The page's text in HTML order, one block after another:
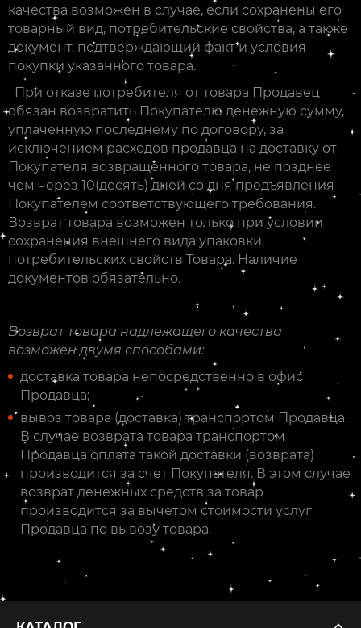
качества возможен в случае, если сохранены его
товарный вид, потребительские свойства, а также
документ, подтверждающий факт и условия
покупки указанного товара.
При отказе потребителя от товара Продавец
обязан возвратить Покупателю денежную сумму,
уплаченную последнему по договору, за
исключением расходов продавца на доставку от
Покупателя возвращенного товара, не позднее
чем через 10(десять) дней со дня предъявления
Покупателем соответствующего требования.
Возврат товара возможен только при условии
сохранения внешнего вида упаковки,
потребительских свойств Товара. Наличие
документов обязательно.
Возврат товара надлежащего качества
возможен двумя способами:
доставка товара непосредственно в офис
Продавца;
вывоз товара (доставка) транспортом Продавца.
В случае возврата товара транспортом
Продавца оплата такой доставки (возврата)
производится за счет Покупателя. В этом случае
возврат денежных средств за товар
производится за вычетом стоимости услуг
Продавца по вывозу товара.